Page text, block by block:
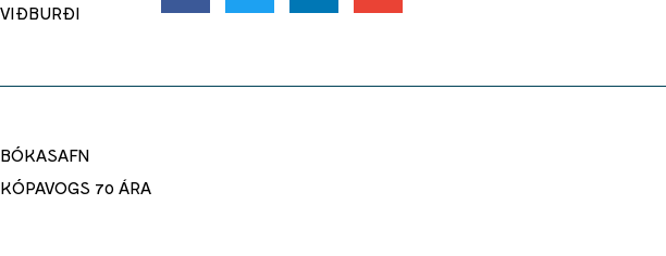
VIÐBURÐI
BÓKASAFN
KÓPAVOGS 70 ÁRA